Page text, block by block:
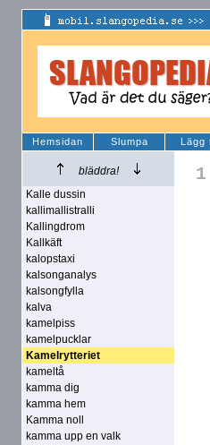
Hemsidan Slumpa Lägg
bläddra!
Kalle dussin
kallimallistralli
Kallingdrom
Kallkäft
kalopstaxi
kalsonganalys
kalsongfylla
kalva
kamelpiss
kamelpucklar
Kamelrytteriet
kameltå
kamma dig
kamma hem
Kamma noll
kamma upp en valk
1